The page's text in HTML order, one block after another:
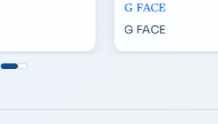
G FACE
G FACE